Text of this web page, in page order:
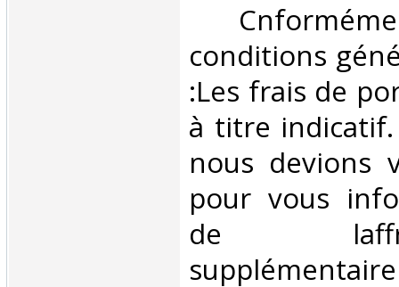
conditions
:Les frais de
à titre
nous devions
pour vous
de